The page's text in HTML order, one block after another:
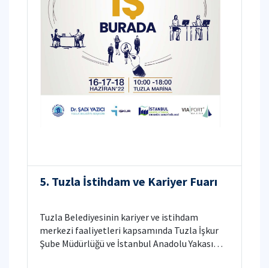
5. Tuzla İstihdam ve Kariyer Fuarı
Tuzla Belediyesinin kariyer ve istihdam
merkezi faaliyetleri kapsamında Tuzla İşkur
Şube Müdürlüğü ve İstanbul Anadolu Yakası